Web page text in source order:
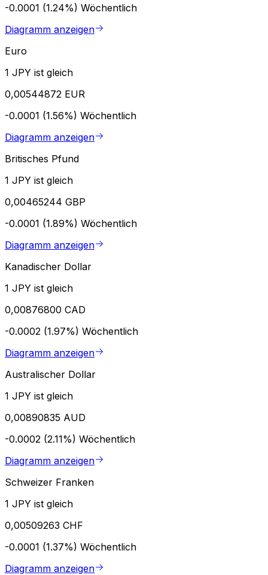
-0.0001 (1.24%) Wöchentlich
Diagramm anzeigen
Euro
1 JPY ist gleich
0,00544872 EUR
-0.0001 (1.56%) Wöchentlich
Diagramm anzeigen
Britisches Pfund
1 JPY ist gleich
0,00465244 GBP
-0.0001 (1.89%) Wöchentlich
Diagramm anzeigen
Kanadischer Dollar
1 JPY ist gleich
0,00876800 CAD
-0.0002 (1.97%) Wöchentlich
Diagramm anzeigen
Australischer Dollar
1 JPY ist gleich
0,00890835 AUD
-0.0002 (2.11%) Wöchentlich
Diagramm anzeigen
Schweizer Franken
1 JPY ist gleich
0,00509263 CHF
-0.0001 (1.37%) Wöchentlich
Diagramm anzeigen